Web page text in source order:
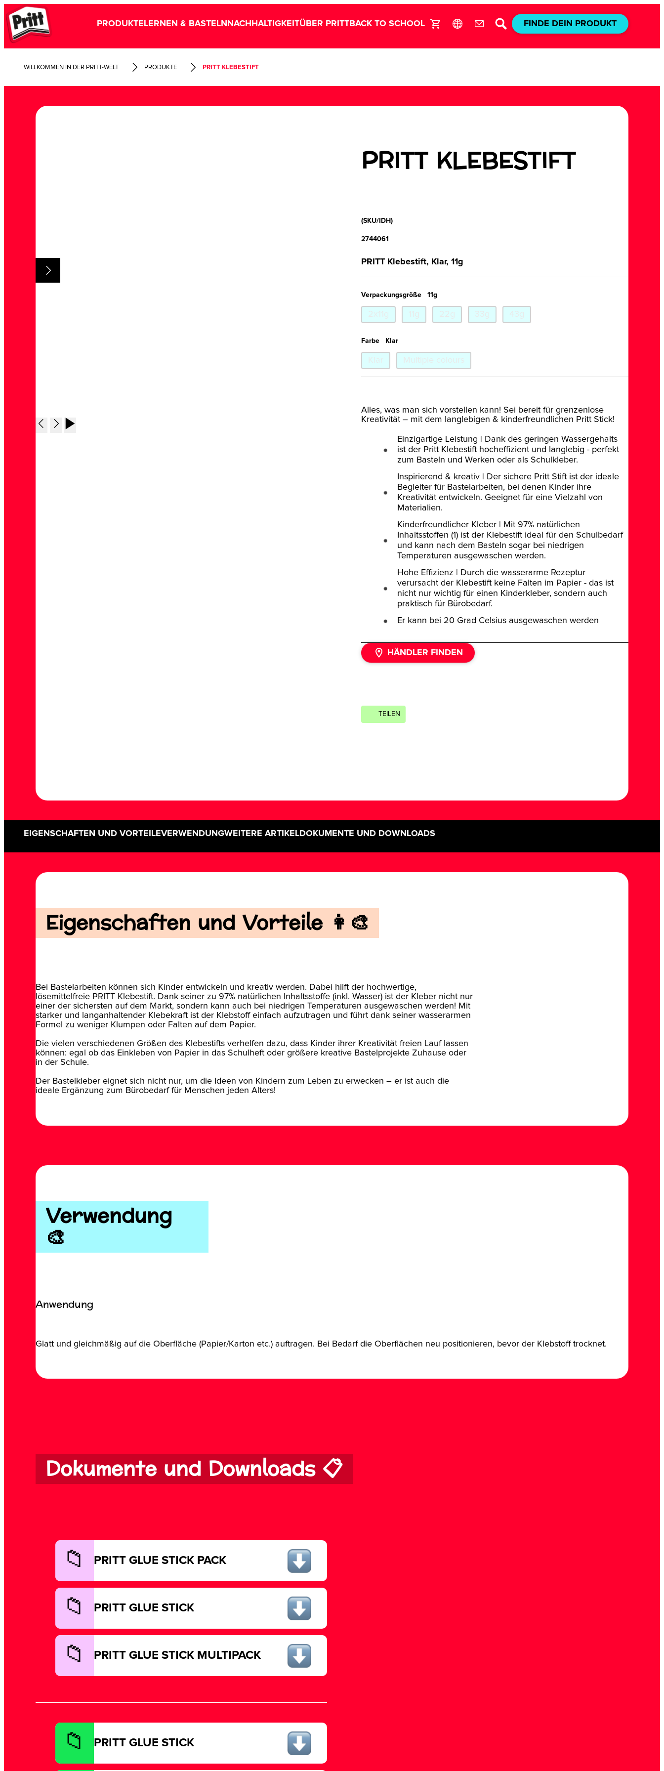
PRODUKTE LERNEN & BASTELN NACHHALTIGKEITÜBER PRITTBACK TO SCHOOL FINDE DEIN PRODUKT
WILLKOMMEN IN DER PRITT-WELT PRODUKTE PRITT KLEBESTIFT
PRITT KLEBESTIFT
(SKU/IDH)
2744061
PRITT Klebestift, Klar, 11g
Verpackungsgröße 11g
Farbe Klar
Alles, was man sich vorstellen kann! Sei bereit für grenzenlose
Kreativität – mit dem langlebigen & kinderfreundlichen Pritt Stick!
Einzigartige Leistung | Dank des geringen Wassergehalts
ist der Pritt Klebestift hocheffizient und langlebig - perfekt
zum Basteln und Werken oder als Schulkleber.
Inspirierend & kreativ | Der sichere Pritt Stift ist der ideale
Begleiter für Bastelarbeiten, bei denen Kinder ihre
Kreativität entwickeln. Geeignet für eine Vielzahl von
Materialien.
Kinderfreundlicher Kleber | Mit 97% natürlichen
Inhaltsstoffen (1) ist der Klebestift ideal für den Schulbedarf
und kann nach dem Basteln sogar bei niedrigen
Temperaturen ausgewaschen werden.
Hohe Effizienz | Durch die wasserarme Rezeptur
verursacht der Klebestift keine Falten im Papier - das ist
nicht nur wichtig für einen Kinderkleber, sondern auch
praktisch für Bürobedarf.
Er kann bei 20 Grad Celsius ausgewaschen werden
HÄNDLER FINDEN
TEILEN
EIGENSCHAFTEN UND VORTEILEVERWENDUNGWEITERE ARTIKELDOKUMENTE UND DOWNLOADS
Eigenschaften und Vorteile 👩‍🎨
Bei Bastelarbeiten können sich Kinder entwickeln und kreativ werden. Dabei hilft der hochwertige,
lösemittelfreie PRITT Klebestift. Dank seiner zu 97% natürlichen Inhaltsstoffe (inkl. Wasser) ist der Kleber nicht nur
einer der sichersten auf dem Markt, sondern kann auch bei niedrigen Temperaturen ausgewaschen werden! Mit
starker und langanhaltender Klebekraft ist der Klebstoff einfach aufzutragen und führt dank seiner wasserarmen
Formel zu weniger Klumpen oder Falten auf dem Papier.
Die vielen verschiedenen Größen des Klebestifts verhelfen dazu, dass Kinder ihrer Kreativität freien Lauf lassen
können: egal ob das Einkleben von Papier in das Schulheft oder größere kreative Bastelprojekte Zuhause oder
in der Schule.
Der Bastelkleber eignet sich nicht nur, um die Ideen von Kindern zum Leben zu erwecken – er ist auch die
ideale Ergänzung zum Bürobedarf für Menschen jeden Alters!
Verwendung
🎨
Anwendung
Glatt und gleichmäßig auf die Oberfläche (Papier/Karton etc.) auftragen. Bei Bedarf die Oberflächen neu positionieren, bevor der Klebstoff trocknet.
Dokumente und Downloads 📋
PRITT GLUE STICK PACK
PRITT GLUE STICK
PRITT GLUE STICK MULTIPACK
PRITT GLUE STICK